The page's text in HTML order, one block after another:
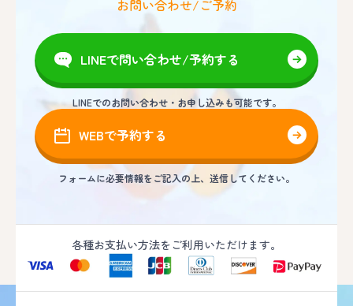
お問い合わせ/ご予約
LINEで問い合わせ/予約する
LINEでのお問い合わせ・お申し込みも可能です。
WEBで予約する
フォームに必要情報をご記入の上、送信してください。
各種お支払い方法をご利用いただけます。